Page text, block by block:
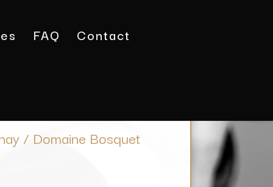
FAQ
Contact
/ Domaine Bosquet